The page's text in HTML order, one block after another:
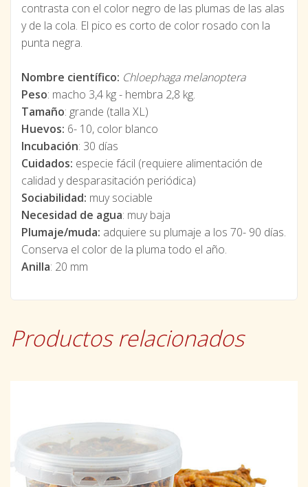
contrasta con el color negro de las plumas de las alas
y de la cola. El pico es corto de color rosado con la
punta negra.
Nombre científico: Chloephaga melanoptera
Peso: macho 3,4 kg - hembra 2,8 kg.
Tamaño: grande (talla XL)
Huevos: 6- 10, color blanco
Incubación: 30 días
Cuidados: especie fácil (requiere alimentación de
calidad y desparasitación periódica)
Sociabilidad: muy sociable
Necesidad de agua: muy baja
Plumaje/muda: adquiere su plumaje a los 70- 90 días.
Conserva el color de la pluma todo el año.
Anilla: 20 mm
Productos relacionados